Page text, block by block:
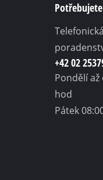
+42 02
Pondělí
hod
Pátek